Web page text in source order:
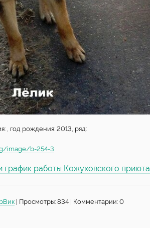
, год рождения: 2013, ряд:
image/b-254-3
график работы Кожуховского приюта
| Просмотры: 834 | Комментарии: 0